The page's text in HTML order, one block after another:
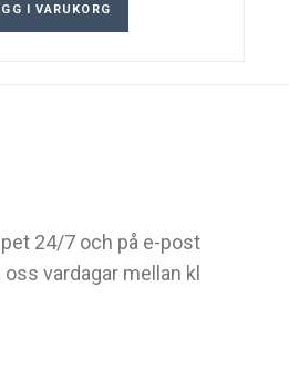
I VARUKORG
24/7 och på e-post
vardagar mellan kl